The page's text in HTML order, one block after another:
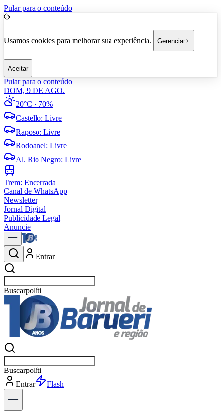
Pular para o conteúdo
Usamos cookies para melhorar sua experiência. Gerenciar
Aceitar
Pular para o conteúdo
DOM, 9 DE AGO.
20°C · 70%
Castello: Livre
Raposo: Livre
Rodoanel: Livre
Al. Rio Negro: Livre
Trem: Encerrada
Canal de WhatsApp
Newsletter
Jornal Digital
Publicidade Legal
Anuncie
Entrar
Buscarnotícia
Buscarnotícia
Entrar
Explorar